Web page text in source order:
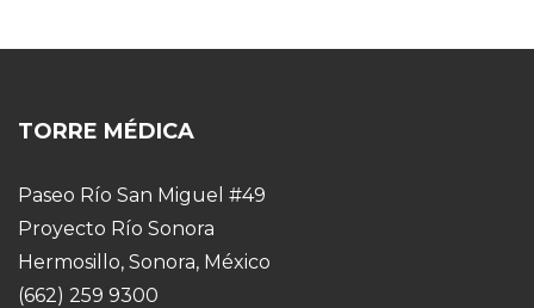
TORRE MÉDICA
Paseo Río San Miguel #49
Proyecto Río Sonora
Hermosillo, Sonora, México
(662) 259 9300